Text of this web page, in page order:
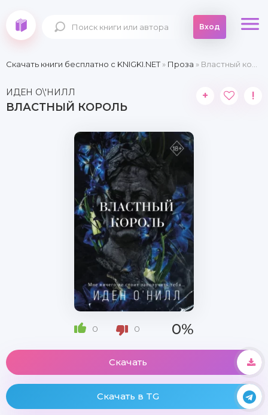
Вход
Скачать книги бесплатно c KNIGKI.NET» Проза » Властный король
ИДЕН О\'НИЛЛ
ВЛАСТНЫЙ КОРОЛЬ
+ !
0 0 0%
Скачать
Скачать в TG